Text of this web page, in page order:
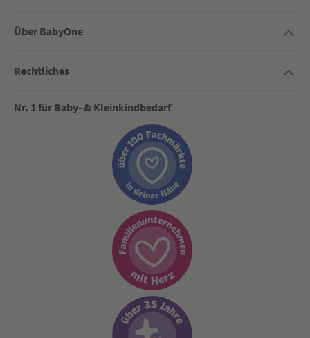
Über BabyOne
Rechtliches
Nr. 1 für Baby- & Kleinkindbedarf